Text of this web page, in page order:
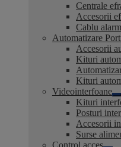
Centrale
Accesorii
Cablu
Automatizare
Accesorii
Kituri
Kituri
Videointerfoane
Kituri
Posturi
Accesorii
Surse
Control acces